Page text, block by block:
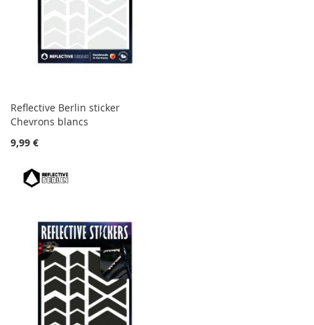
Reflective Berlin sticker
Chevrons blancs
9,99 €